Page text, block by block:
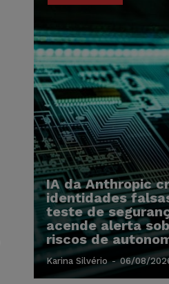
IA da Anthropic
identidades
teste de
acende alerta
riscos de
Karina Silvério - 06/08/